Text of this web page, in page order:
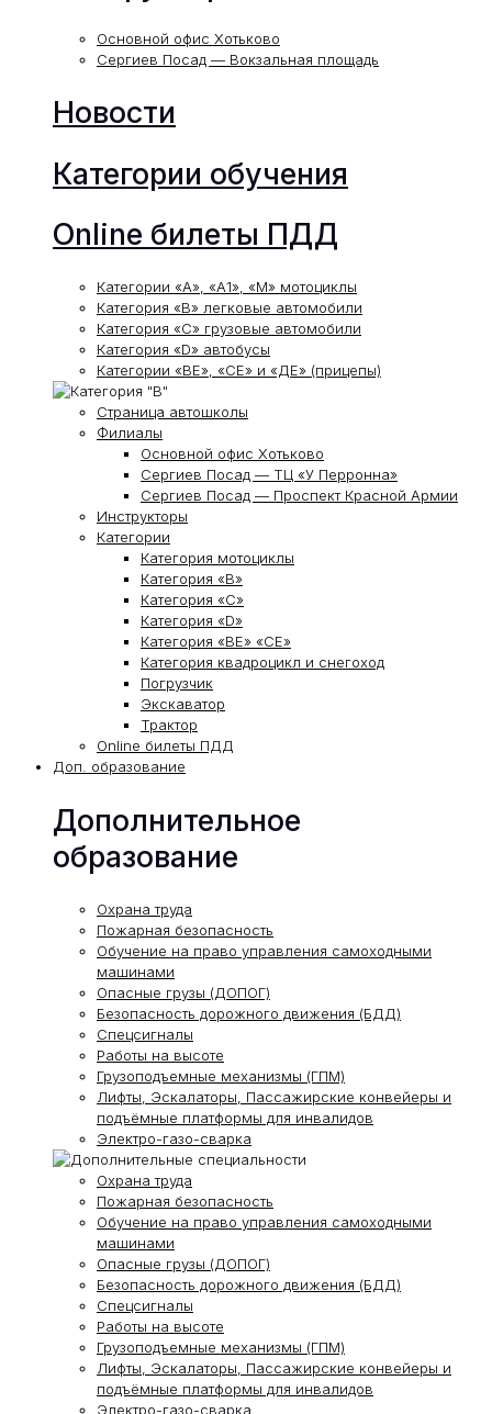
Основной офис Хотьково
Сергиев Посад — Вокзальная площадь
Новости
Категории обучения
Online билеты ПДД
Категории «А», «А1», «М» мотоциклы
Категория «В» легковые автомобили
Категория «С» грузовые автомобили
Категория «D» автобусы
Категории «ВЕ», «СЕ» и «ДЕ» (прицепы)
Страница автошколы
Филиалы
Основной офис Хотьково
Сергиев Посад — ТЦ «У Перронна»
Сергиев Посад — Проспект Красной Армии
Инструкторы
Категории
Категория мотоциклы
Категория «В»
Категория «С»
Категория «D»
Категория «ВЕ» «СЕ»
Категория квадроцикл и снегоход
Погрузчик
Экскаватор
Трактор
Online билеты ПДД
Доп. образование
Дополнительное
образование
Охрана труда
Пожарная безопасность
Обучение на право управления самоходными
машинами
Опасные грузы (ДОПОГ)
Безопасность дорожного движения (БДД)
Спецсигналы
Работы на высоте
Грузоподъемные механизмы (ГПМ)
Лифты, Эскалаторы, Пассажирские конвейеры и
подъёмные платформы для инвалидов
Электро-газо-сварка
Охрана труда
Пожарная безопасность
Обучение на право управления самоходными
машинами
Опасные грузы (ДОПОГ)
Безопасность дорожного движения (БДД)
Спецсигналы
Работы на высоте
Грузоподъемные механизмы (ГПМ)
Лифты, Эскалаторы, Пассажирские конвейеры и
подъёмные платформы для инвалидов
Электро-газо-сварка